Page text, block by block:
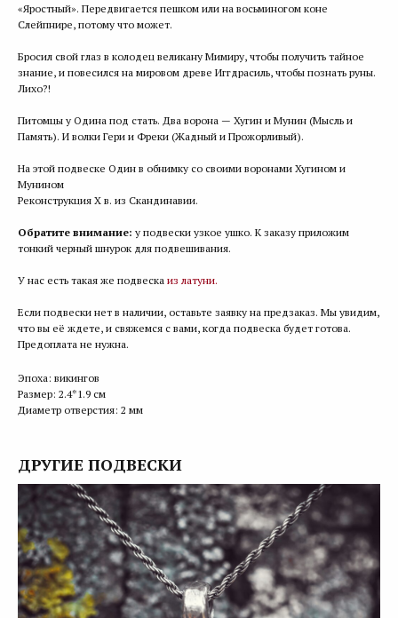
«Яростный». Передвигается пешком или на восьминогом коне
Слейпнире, потому что может.
Бросил свой глаз в колодец великану Мимиру, чтобы получить тайное
знание, и повесился на мировом древе Иггдрасиль, чтобы познать руны.
Лихо?!
Питомцы у Одина под стать. Два ворона — Хугин и Мунин (Мысль и
Память). И волки Гери и Фреки (Жадный и Прожорливый).
На этой подвеске Один в обнимку со своими воронами Хугином и
Мунином
Реконструкция X в. из Скандинавии.
Обратите внимание: у подвески узкое ушко. К заказу приложим
тонкий черный шнурок для подвешивания.
У нас есть такая же подвеска из латуни.
Если подвески нет в наличии, оставьте заявку на предзаказ. Мы увидим,
что вы её ждете, и свяжемся с вами, когда подвеска будет готова.
Предоплата не нужна.
Эпоха: викингов
Размер: 2.4*1.9 см
Диаметр отверстия: 2 мм
ДРУГИЕ ПОДВЕСКИ